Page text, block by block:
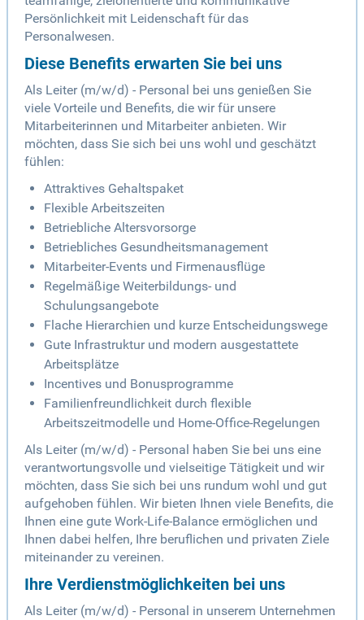
Persönlichkeit mit Leidenschaft für das
Personalwesen.
Diese Benefits erwarten Sie bei uns
Als Leiter (m/w/d) - Personal bei uns genießen Sie
viele Vorteile und Benefits, die wir für unsere
Mitarbeiterinnen und Mitarbeiter anbieten. Wir
möchten, dass Sie sich bei uns wohl und geschätzt
fühlen:
Attraktives Gehaltspaket
Flexible Arbeitszeiten
Betriebliche Altersvorsorge
Betriebliches Gesundheitsmanagement
Mitarbeiter-Events und Firmenausflüge
Regelmäßige Weiterbildungs- und
Schulungsangebote
Flache Hierarchien und kurze Entscheidungswege
Gute Infrastruktur und modern ausgestattete
Arbeitsplätze
Incentives und Bonusprogramme
Familienfreundlichkeit durch flexible
Arbeitszeitmodelle und Home-Office-Regelungen
Als Leiter (m/w/d) - Personal haben Sie bei uns eine
verantwortungsvolle und vielseitige Tätigkeit und wir
möchten, dass Sie sich bei uns rundum wohl und gut
aufgehoben fühlen. Wir bieten Ihnen viele Benefits, die
Ihnen eine gute Work-Life-Balance ermöglichen und
Ihnen dabei helfen, Ihre beruflichen und privaten Ziele
miteinander zu vereinen.
Ihre Verdienstmöglichkeiten bei uns
Als Leiter (m/w/d) - Personal in unserem Unternehmen